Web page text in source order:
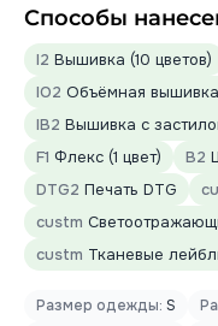
Способы
I2 Вышивка (10 цветов)
IO2 Объёмная вышивка
IB2 Вышивка с
F1 Флекс (1 цвет) B2
DTG2 Печать DTG
custm
custm Тканевые
Размер одежды: S